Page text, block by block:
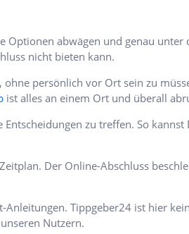
Optionen abwägen und genau unter
nicht bieten kann.
ohne persönlich vor Ort sein zu
ist alles an einem Ort und überall
zu treffen. So kannst
Der Online-Abschluss
Tippgeber24 ist hier
Nutzern.